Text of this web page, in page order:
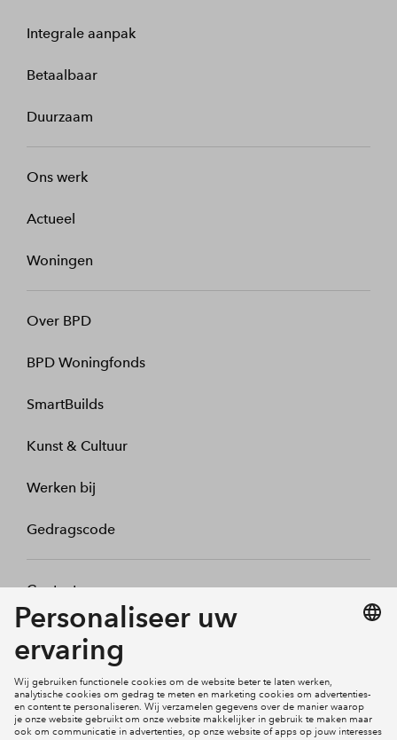
Integrale aanpak
Betaalbaar
Duurzaam
Ons werk
Actueel
Woningen
Over BPD
BPD Woningfonds
SmartBuilds
Kunst & Cultuur
Werken bij
Gedragscode
Contact
Mijn profiel